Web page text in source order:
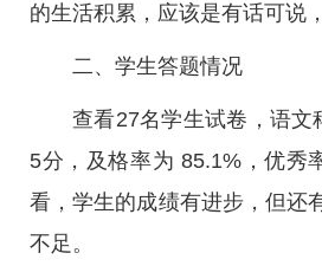
的生活积累，应该是有话可说
二、学生答题情况
查看27名学生试卷，语文
5分，及格率为 85.1%，优秀
看，学生的成绩有进步，但还
不足。